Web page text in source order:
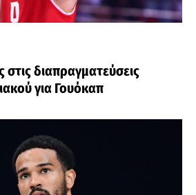
στις διαπραγματεύσεις
για Γουόκαπ